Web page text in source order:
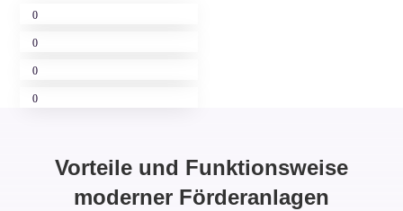
Vorteile und Funktionsweise
moderner Förderanlagen